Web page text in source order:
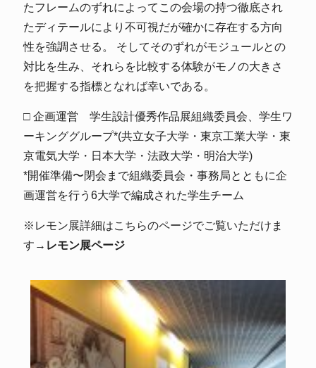
たフレームのずれによってこの会場の持つ徹底され
たディテールにより不可視だが確かに存在する方向
性を強調させる。 そしてそのずれがモジュールとの
対比を生み、それらを比較する体験がモノの大きさ
を把握する指標となれば幸いである。
□ 企画運営 学生設計優秀作品展組織委員会、学生ワ
ーキンググループ*(共立女子大学・東京工業大学・東
京電気大学・日本大学・法政大学・明治大学)
*開催準備〜閉会まで組織委員会・事務局とともに企
画運営を行う6大学で編成された学生チーム
※ レモン展詳細はこちらのページでご覧いただけま
す → レモン展ページ